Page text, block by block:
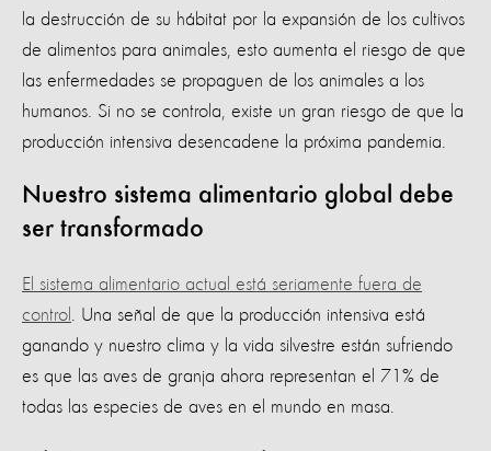
la destrucción de su hábitat por la expansión de los cultivos
de alimentos para animales, esto aumenta el riesgo de que
las enfermedades se propaguen de los animales a los
humanos. Si no se controla, existe un gran riesgo de que la
producción intensiva desencadene la próxima pandemia.
Nuestro sistema alimentario global debe
ser transformado
El sistema alimentario actual está seriamente fuera de
control . Una señal de que la producción intensiva está
ganando y nuestro clima y la vida silvestre están sufriendo
es que las aves de granja ahora representan el 71% de
todas las especies de aves en el mundo en masa.